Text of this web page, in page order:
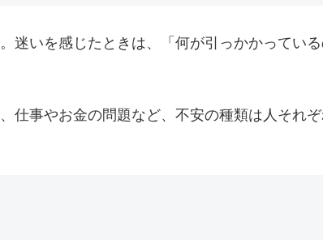
迷いを感じたときは、「何が引っかかってい
仕事やお金の問題など、不安の種類は人それ